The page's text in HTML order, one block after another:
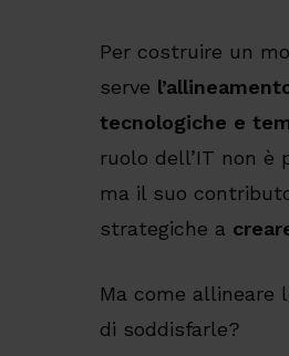
Per costruire un
serve
tecnologiche e
ruolo dell’IT non è
ma il suo
strategiche a
Ma come allineare
di soddisfarle?